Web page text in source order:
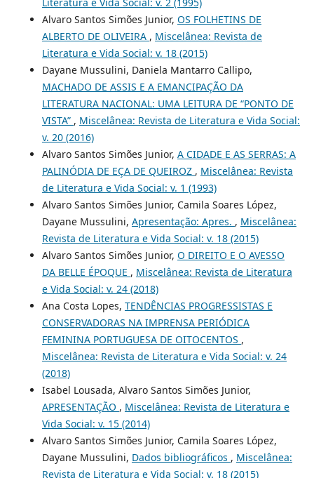
Alvaro Santos Simões Junior, OS FOLHETINS DE
ALBERTO DE OLIVEIRA , Miscelânea: Revista de
Literatura e Vida Social: v. 18 (2015)
Dayane Mussulini, Daniela Mantarro Callipo,
MACHADO DE ASSIS E A EMANCIPAÇÃO DA
LITERATURA NACIONAL: UMA LEITURA DE “PONTO DE
VISTA” , Miscelânea: Revista de Literatura e Vida Social:
v. 20 (2016)
Alvaro Santos Simões Junior, A CIDADE E AS SERRAS: A
PALINÓDIA DE EÇA DE QUEIROZ , Miscelânea: Revista
de Literatura e Vida Social: v. 1 (1993)
Alvaro Santos Simões Junior, Camila Soares López,
Dayane Mussulini, Apresentação: Apres. , Miscelânea:
Revista de Literatura e Vida Social: v. 18 (2015)
Alvaro Santos Simões Junior, O DIREITO E O AVESSO
DA BELLE ÉPOQUE , Miscelânea: Revista de Literatura
e Vida Social: v. 24 (2018)
Ana Costa Lopes, TENDÊNCIAS PROGRESSISTAS E
CONSERVADORAS NA IMPRENSA PERIÓDICA
FEMININA PORTUGUESA DE OITOCENTOS ,
Miscelânea: Revista de Literatura e Vida Social: v. 24
(2018)
Isabel Lousada, Alvaro Santos Simões Junior,
APRESENTAÇÃO , Miscelânea: Revista de Literatura e
Vida Social: v. 15 (2014)
Alvaro Santos Simões Junior, Camila Soares López,
Dayane Mussulini, Dados bibliográficos , Miscelânea:
Revista de Literatura e Vida Social: v. 18 (2015)